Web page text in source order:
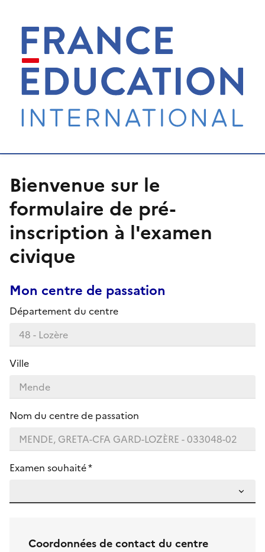
Bienvenue sur le
formulaire de pré-
inscription à l'examen
civique
Mon centre de passation
Département du centre
Ville
Nom du centre de passation
Examen souhaité *
Coordonnées de contact du centre